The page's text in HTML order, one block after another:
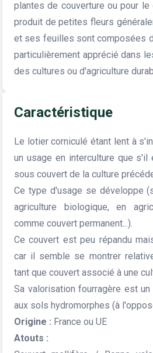
plantes de couverture ou pour
produit de petites fleurs
et ses feuilles sont composées
particulièrement apprécié dans
des cultures ou d'agriculture
Caractéristique
Le lotier corniculé étant lent à
un usage en interculture que
sous couvert de la culture
Ce type d'usage se développe
agriculture biologique, en
comme couvert permanent...).
Ce couvert est peu répandu
car il semble se montrer
tant que couvert associé à une
Sa valorisation fourragère est
aux sols hydromorphes (à
Origine : France ou UE
Atouts :